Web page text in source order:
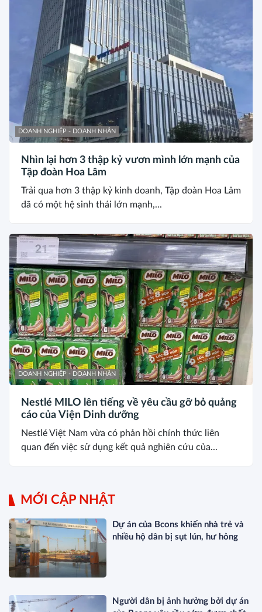
DOANH NGHIỆP - DOANH NHÂN
Nhìn lại hơn 3 thập kỷ vươn mình lớn mạnh của
Tập đoàn Hoa Lâm
Trải qua hơn 3 thập kỷ kinh doanh, Tập đoàn Hoa Lâm
đã có một hệ sinh thái lớn mạnh,...
DOANH NGHIỆP - DOANH NHÂN
Nestlé MILO lên tiếng về yêu cầu gỡ bỏ quảng
cáo của Viện Dinh dưỡng
Nestlé Việt Nam vừa có phản hồi chính thức liên
quan đến việc sử dụng kết quả nghiên cứu của...
MỚI CẬP NHẬT
Dự án của Bcons khiến nhà trẻ và
nhiều hộ dân bị sụt lún, hư hỏng
Người dân bị ảnh hưởng bởi dự án